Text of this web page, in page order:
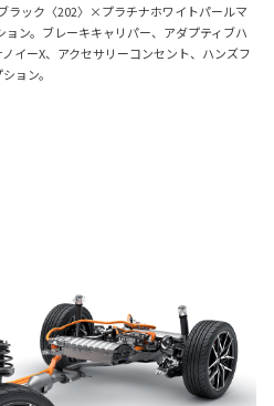
ラック〈202〉×プラチナホワイトパールマ
ン。ブレーキキャリパー、アダプティブハ
イーX、アクセサリーコンセント、ハンズフ
ョン。